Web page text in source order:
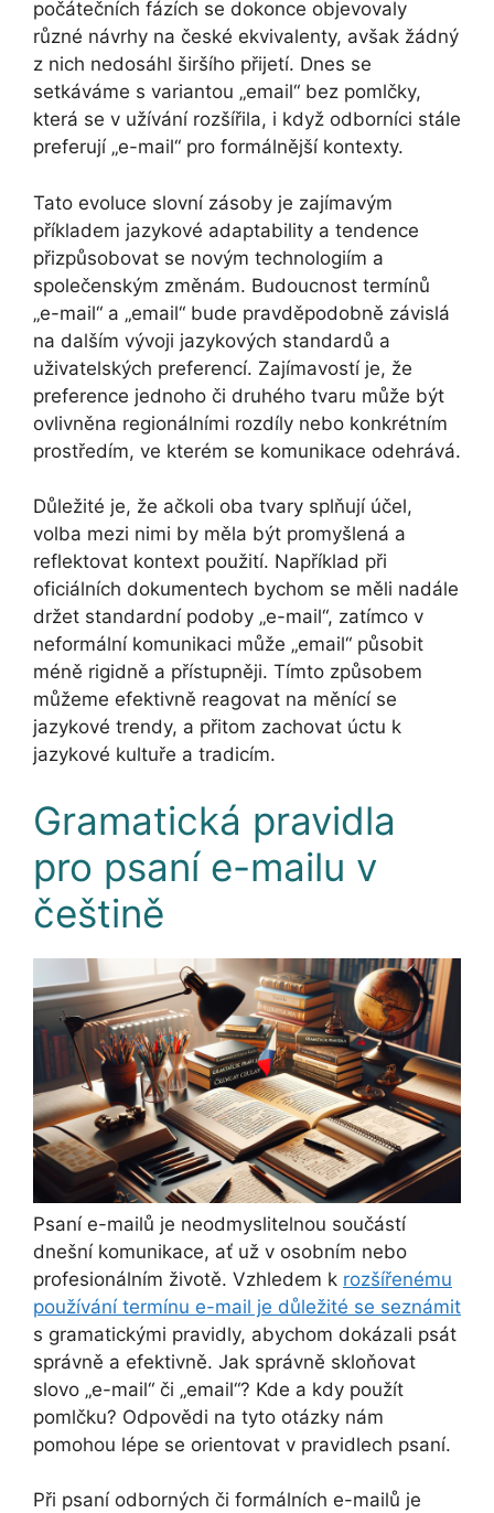
počátečních fázích se dokonce objevovaly
různé návrhy na české ekvivalenty, avšak žádný
z nich nedosáhl širšího přijetí. Dnes se
setkáváme s variantou „email“ bez pomlčky,
která se v užívání rozšířila, i když odborníci stále
preferují „e-mail“ pro formálnější kontexty.
Tato evoluce slovní zásoby je zajímavým
příkladem jazykové adaptability a tendence
přizpůsobovat se novým technologiím a
společenským změnám. Budoucnost termínů
„e-mail“ a „email“ bude pravděpodobně závislá
na dalším vývoji jazykových standardů a
uživatelských preferencí. Zajímavostí je, že
preference jednoho či druhého tvaru může být
ovlivněna regionálními rozdíly nebo konkrétním
prostředím, ve kterém se komunikace odehrává.
Důležité je, že ačkoli oba tvary splňují účel,
volba mezi nimi by měla být promyšlená a
reflektovat kontext použití. Například při
oficiálních dokumentech bychom se měli nadále
držet standardní podoby „e-mail“, zatímco v
neformální komunikaci může „email“ působit
méně rigidně a přístupněji. Tímto způsobem
můžeme efektivně reagovat na měnící se
jazykové trendy, a přitom zachovat úctu k
jazykové kultuře a tradicím.
Gramatická pravidla
pro psaní e-mailu v
češtině
Psaní e-mailů je neodmyslitelnou součástí
dnešní komunikace, ať už v osobním nebo
profesionálním životě. Vzhledem k rozšířenému
používání termínu e-mail je důležité se seznámit
s gramatickými pravidly, abychom dokázali psát
správně a efektivně. Jak správně skloňovat
slovo „e-mail“ či „email“? Kde a kdy použít
pomlčku? Odpovědi na tyto otázky nám
pomohou lépe se orientovat v pravidlech psaní.
Při psaní odborných či formálních e-mailů je